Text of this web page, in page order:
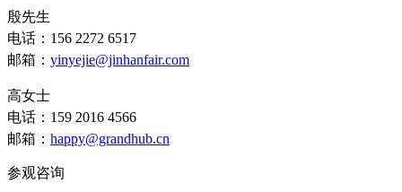
殷先生
电话：156 2272 6517
邮箱： yinyejie@jinhanfair.com
高女士
电话：159 2016 4566
邮箱： happy@grandhub.cn
参观咨询